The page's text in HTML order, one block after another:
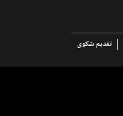
تقديم شكوى